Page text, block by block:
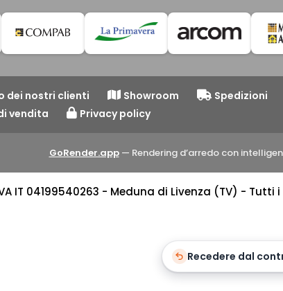
dei nostri clienti Showroom Spedizioni
vendita
Privacy policy
GoRender.app— Rendering d’arredo con
IT 04199540263 - Meduna di Livenza (TV) -
Recedere dal